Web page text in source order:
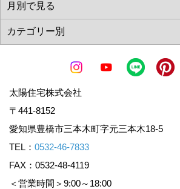
太陽住宅株式会社
〒441-8152
愛知県豊橋市三本木町字元三本木18-5
TEL： 0532-46-7833
FAX：0532-48-4119
＜営業時間＞9:00～18:00